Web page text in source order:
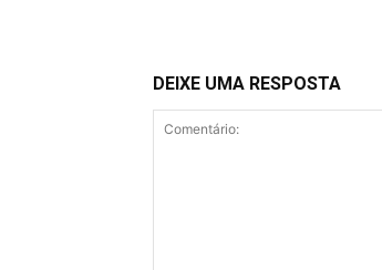
DEIXE UMA RESPOSTA